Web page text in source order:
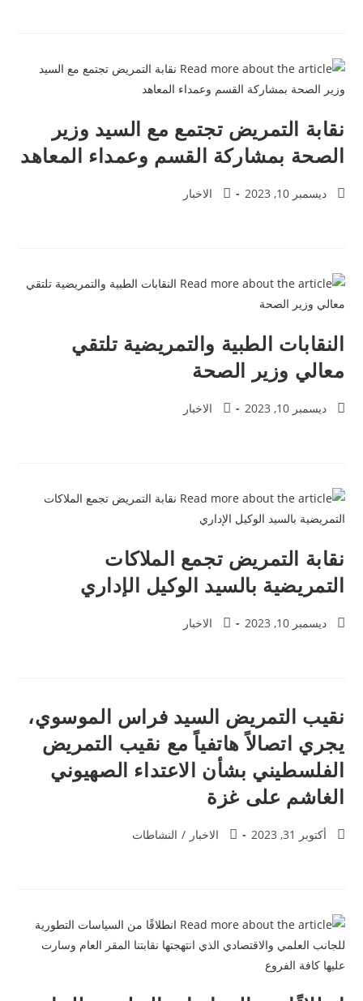
نقابة التمريض تجتمع مع السيد وزير
الصحة بمشاركة القسم وعمداء المعاهد
ديسمبر 10, 2023 الاخبار
النقابات الطبية والتمريضية تلتقي
معالي وزير الصحة
ديسمبر 10, 2023 الاخبار
نقابة التمريض تجمع الملاكات
التمريضية بالسيد الوكيل الإداري
ديسمبر 10, 2023 الاخبار
نقيب التمريض السيد فراس الموسوي،
يجري اتصالاً هاتفياً مع نقيب التمريض
الفلسطيني بشأن الاعتداء الصهيوني
الغاشم على غزة
أكتوبر 31, 2023 الاخبار / النشاطات